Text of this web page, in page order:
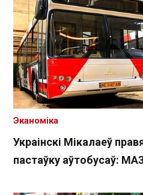
Украінскі Мікалаеў
пастаўку аўтобусаў:
Эканоміка